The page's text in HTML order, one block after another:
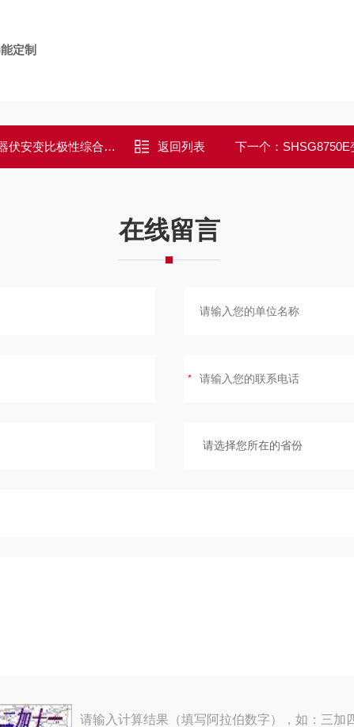
定制
变比极性综合测试仪 返回列表 下一个：
在线留言
请输入计算结果（填写阿拉伯数字），如：三加